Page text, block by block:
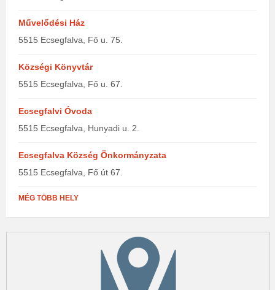
Művelődési Ház
5515 Ecsegfalva, Fő u. 75.
Községi Könyvtár
5515 Ecsegfalva, Fő u. 67.
Ecsegfalvi Óvoda
5515 Ecsegfalva, Hunyadi u. 2.
Ecsegfalva Község Önkormányzata
5515 Ecsegfalva, Fő út 67.
MÉG TÖBB HELY